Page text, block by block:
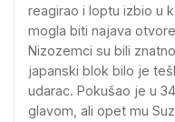
reagirao i loptu izbio u
mogla biti najava
Nizozemci su bili
japanski blok bilo je
udarac. Pokušao je u
glavom, ali opet mu